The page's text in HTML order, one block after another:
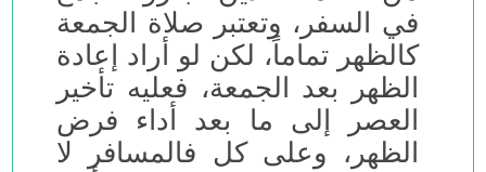
في السفر، وتعتبر صلاة الجمعة
كالظهر تماماً، لكن لو أراد إعادة
الظهر بعد الجمعة، فعليه تأخير
العصر إلى ما بعد أداء فرض
الظهر، وعلى كل فالمسافر لا